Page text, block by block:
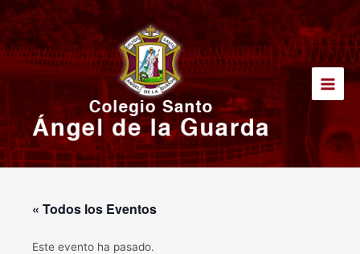
al
contenido
Main
« Todos los Eventos
Este evento ha pasado.